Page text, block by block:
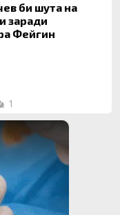
би шута на
заради
Фейгин
1